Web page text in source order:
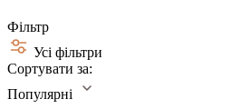
Фільтр
Усі фільтри
Сортувати за:
Популярні